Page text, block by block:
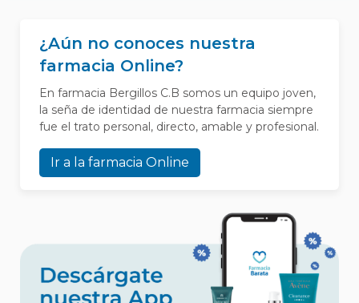
¿Aún no conoces nuestra
farmacia Online?
En farmacia Bergillos C.B somos un equipo joven,
la seña de identidad de nuestra farmacia siempre
fue el trato personal, directo, amable y profesional.
Ir a la farmacia Online